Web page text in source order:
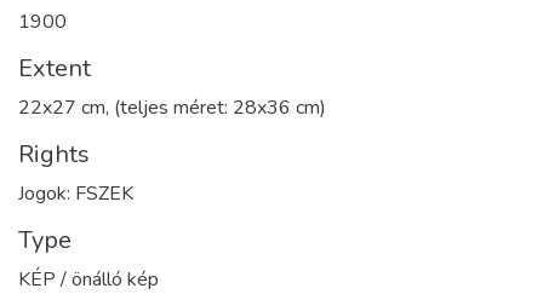
1900
Extent
22x27 cm, (teljes méret: 28x36 cm)
Rights
Jogok: FSZEK
Type
KÉP / önálló kép